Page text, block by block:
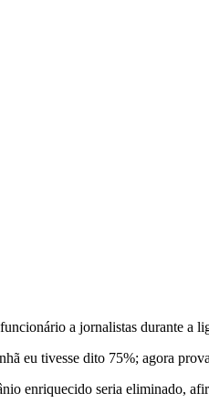
a jornalistas durante a
eu tivesse dito 75%; agora
enriquecido seria eliminado,